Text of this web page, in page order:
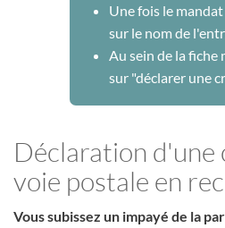
Une fois le
sur le nom de
Au sein de la fiche
sur "déclarer une
Déclaration d'une
voie postale en
Vous subissez un impayé de la